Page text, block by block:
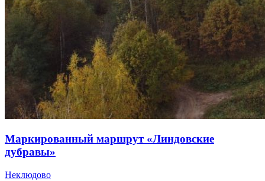
Маркированный маршрут «Линдовские
дубравы»
Неклюдово